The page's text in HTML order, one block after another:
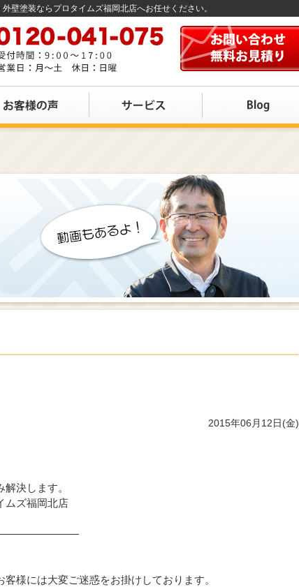
壁塗装ならプロタイムズ福岡北店へお任せください。
2015年06月12日(金)
決します。
ムズ福岡北店
様には大変ご迷惑をお掛けしております。